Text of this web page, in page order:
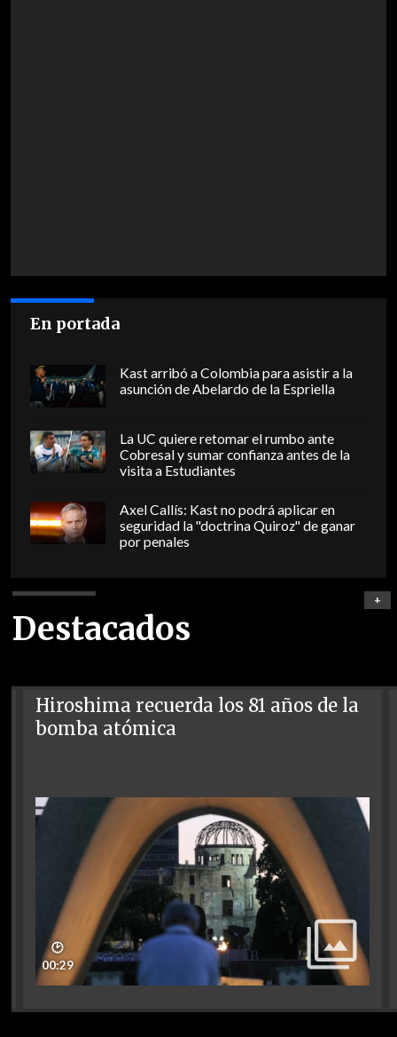
En portada
Kast arribó a Colombia para asistir a la
asunción de Abelardo de la Espriella
La UC quiere retomar el rumbo ante
Cobresal y sumar confianza antes de la
visita a Estudiantes
Axel Callís: Kast no podrá aplicar en
seguridad la "doctrina Quiroz" de ganar
por penales
Destacados
+
Hiroshima recuerda los 81 años de la
bomba atómica
🕑
00:29